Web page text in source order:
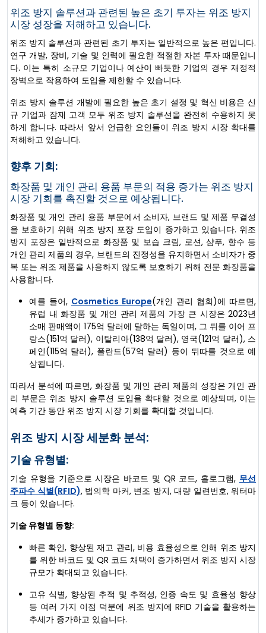
위조 방지 솔루션과 관련된 높은 초기 투자는 위조 방지
시장 성장을 저해하고 있습니다.
위조 방지 솔루션과 관련된 초기 투자는 일반적으로 높은 편입니다.
연구 개발, 장비, 기술 및 인력에 필요한 적절한 자본 투자 때문입니
다. 이는 특히 소규모 기업이나 예산이 빠듯한 기업의 경우 재정적
장벽으로 작용하여 도입을 제한할 수 있습니다.
위조 방지 솔루션 개발에 필요한 높은 초기 설정 및 혁신 비용은 신
규 기업과 잠재 고객 모두 위조 방지 솔루션을 완전히 수용하지 못
하게 합니다. 따라서 앞서 언급한 요인들이 위조 방지 시장 확대를
저해하고 있습니다.
향후 기회:
화장품 및 개인 관리 용품 부문의 적용 증가는 위조 방지
시장 기회를 촉진할 것으로 예상됩니다.
화장품 및 개인 관리 용품 부문에서 소비자, 브랜드 및 제품 무결성
을 보호하기 위해 위조 방지 포장 도입이 증가하고 있습니다. 위조
방지 포장은 일반적으로 화장품 및 보습 크림, 로션, 샴푸, 향수 등
개인 관리 제품의 경우, 브랜드의 진정성을 유지하면서 소비자가 중
복 또는 위조 제품을 사용하지 않도록 보호하기 위해 전문 화장품을
사용합니다.
예를 들어, Cosmetics Europe(개인 관리 협회)에 따르면,
유럽 내 화장품 및 개인 관리 제품의 가장 큰 시장은 2023년
소매 판매액이 175억 달러에 달하는 독일이며, 그 뒤를 이어 프
랑스(151억 달러), 이탈리아(138억 달러), 영국(121억 달러), 스
페인(115억 달러), 폴란드(57억 달러) 등이 뒤따를 것으로 예
상됩니다.
따라서 분석에 따르면, 화장품 및 개인 관리 제품의 성장은 개인 관
리 부문은 위조 방지 솔루션 도입을 확대할 것으로 예상되며, 이는
예측 기간 동안 위조 방지 시장 기회를 확대할 것입니다.
위조 방지 시장 세분화 분석:
기술 유형별:
기술 유형을 기준으로 시장은 바코드 및 QR 코드, 홀로그램, 무선
주파수 식별(RFID), 법의학 마커, 변조 방지, 대량 일련번호, 워터마
크 등이 있습니다.
기술 유형별 동향:
빠른 확인, 향상된 재고 관리, 비용 효율성으로 인해 위조 방지
를 위한 바코드 및 QR 코드 채택이 증가하면서 위조 방지 시장
규모가 확대되고 있습니다.
고유 식별, 향상된 추적 및 추적성, 인증 속도 및 효율성 향상
등 여러 가지 이점 덕분에 위조 방지에 RFID 기술을 활용하는
추세가 증가하고 있습니다.